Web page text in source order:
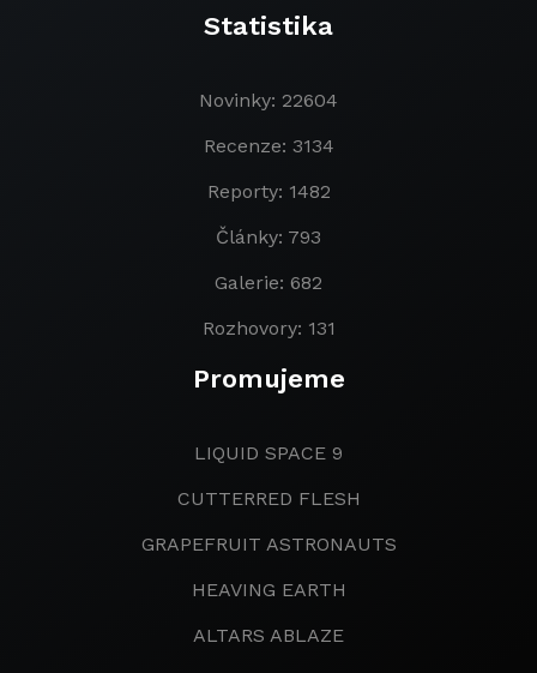
Statistika
Novinky: 22604
Recenze: 3134
Reporty: 1482
Články: 793
Galerie: 682
Rozhovory: 131
Promujeme
LIQUID SPACE 9
CUTTERRED FLESH
GRAPEFRUIT ASTRONAUTS
HEAVING EARTH
ALTARS ABLAZE